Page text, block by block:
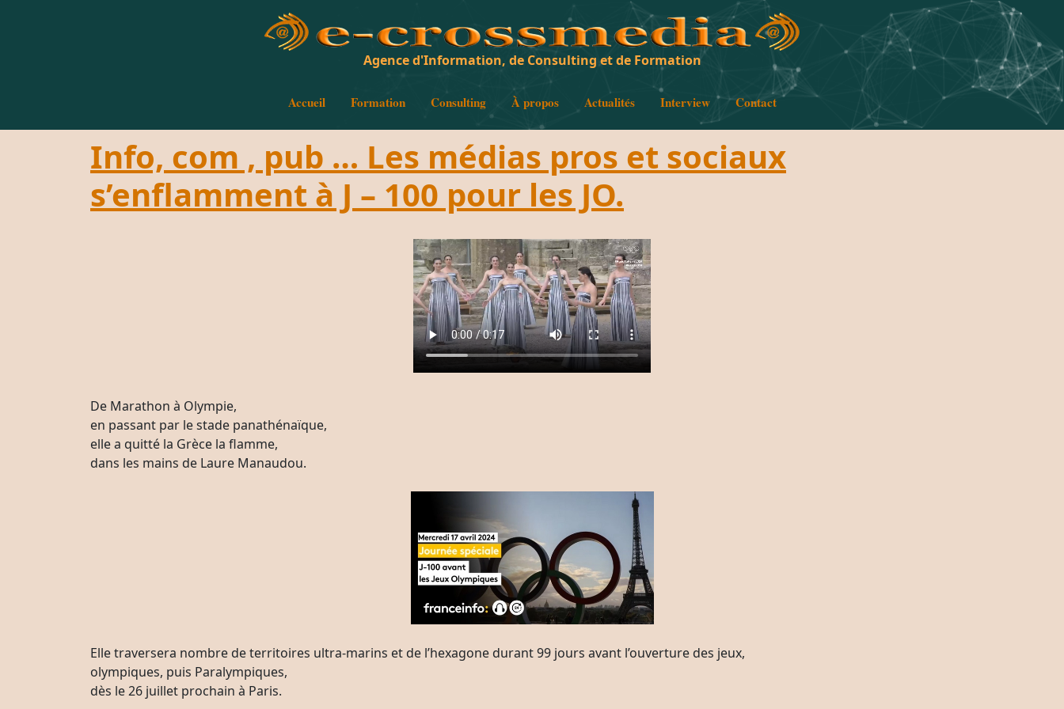
Agence d'Information, de Consulting et de Formation
Accueil Formation Consulting À propos Actualités Interview Contact
Info, com , pub … Les médias pros et sociaux
s’enflamment à J – 100 pour les JO.
De Marathon à Olympie,
en passant par le stade panathénaïque,
elle a quitté la Grèce la flamme,
dans les mains de Laure Manaudou.
Elle traversera nombre de territoires ultra-marins et de l’hexagone durant 99 jours avant l’ouverture des jeux,
olympiques, puis Paralympiques,
dès le 26 juillet prochain à Paris.